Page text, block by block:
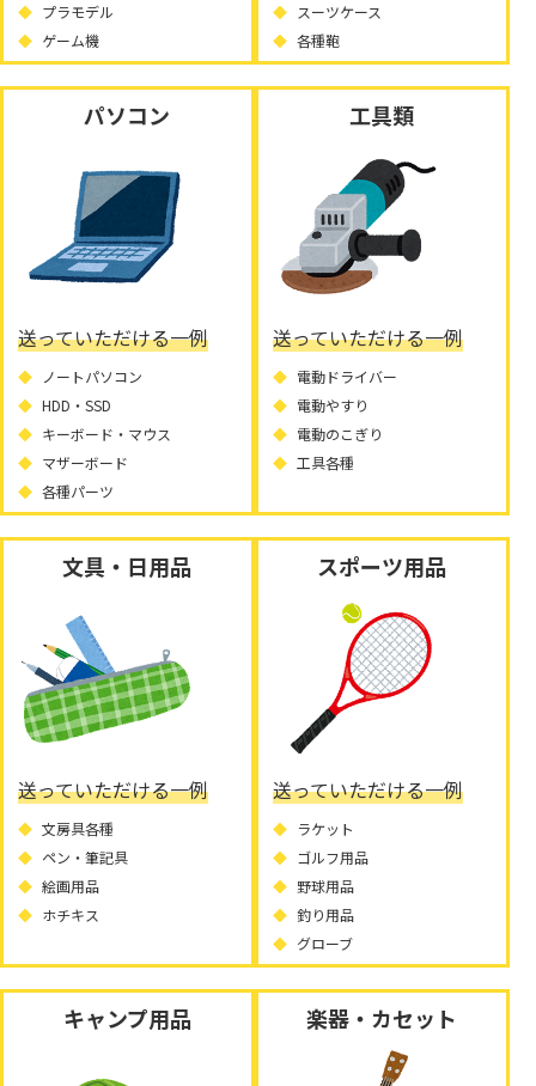
プラモデル
ゲーム機
スーツケース
各種鞄
パソコン
送っていただける一例
ノートパソコン
HDD・SSD
キーボード・マウス
マザーボード
各種パーツ
工具類
送っていただける一例
電動ドライバー
電動やすり
電動のこぎり
工具各種
文具・日用品
送っていただける一例
文房具各種
ペン・筆記具
絵画用品
ホチキス
スポーツ用品
送っていただける一例
ラケット
ゴルフ用品
野球用品
釣り用品
グローブ
キャンプ用品 楽器・カセット